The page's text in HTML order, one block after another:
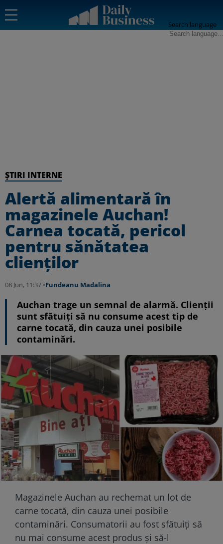
Search language
ȘTIRI INTERNE
Alertă alimentară în
magazinele Auchan!
Carnea tocată, pericol
pentru sănătatea
clienților
08 Jun, 11:37 •Fundeanu Madalina
Auchan trage un semnal de alarmă. Clienții
sunt sfătuiți să nu consume acest tip de
carne tocată, din cauza unei posibile
contaminări.
Magazinele Auchan au rechemat un lot de
carne tocată, din cauza unei posibile
contaminări. Consumatorii au fost sfătuiți să
nu mai consume acest produs și să-l